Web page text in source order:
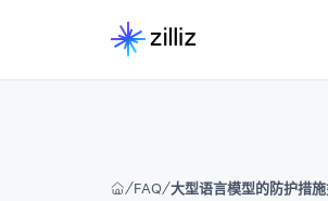
FAQ 大型语言模型的防护措